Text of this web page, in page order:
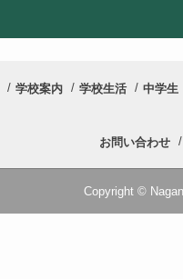
学校案内 学校生活 中学生
お問い合わせ
Copyright ©